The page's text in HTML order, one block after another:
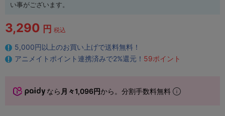
い事がございます。
3,290 円 税込
5,000円以上のお買い上げで送料無料！
アニメイトポイント連携済みで2%還元！ 59ポイント
なら 月々1,096円から。分割手数料無料